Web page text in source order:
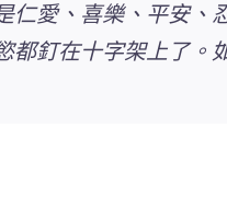
仁愛、喜樂、平安、
都釘在十字架上了。